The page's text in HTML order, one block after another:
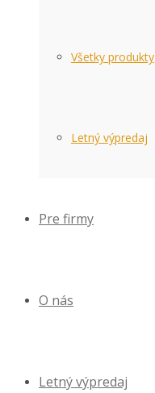
Všetky produkty
Letný výpredaj
Pre firmy
O nás
Letný výpredaj